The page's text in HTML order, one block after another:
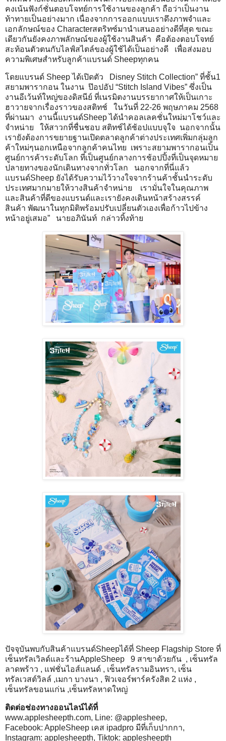
คงเน้นฟังก์ชั่นตอบโจทย์การใช้งานของลูกค้า ถือว่าเป็นงาน
ท้าทายเป็นอย่างมาก เนื่องจากการออกแบบเราดึงภาพจำและ
เอกลักษณ์ของ Characterสตริทซ์มานำเสนออย่างดีที่สุด ขณะ
เดียวกันยังคงภาพลักษณ์ของผู้ใช้งานสินค้า คือต้องตอบโจทย์
สะท้อนตัวตนกับไลฟ์สไตล์ของผู้ใช้ได้เป็นอย่างดี เพื่อส่งมอบ
ความพิเศษสำหรับลูกค้าแบรนด์ Sheepทุกคน
โดยแบรนด์ Sheep ได้เปิดตัว Disney Stitch Collection” ที่ชั้น1
สยามพารากอน ในงาน ป๊อปอัป “Stitch Island Vibes” ซึ่งเป็น
งานอีเว้นท์ใหญ่ของดิสนีย์ ที่เนรมิตงานบรรยากาศให้เป็นเกาะ
ฮาวายจากเรื่องราวของสติทช์ ในวันที่ 22-26 พฤษภาคม 2568
ที่ผ่านมา งานนี้แบรนด์Sheep ได้นำคอลเลคชั่นใหม่มาโชว์และ
จำหน่าย ให้สาวกที่ชื่นชอบ สติทช์ได้ช้อปแบบจุใจ นอกจากนั้น
เรายังต้องการขยายฐานเปิดตลาดลูกค้าต่างประเทศเพิ่มกลุ่มลูก
ค้าใหม่ๆนอกเหนือจากลูกค้าคนไทย เพราะสยามพารากอนเป็น
ศูนย์การค้าระดับโลก ที่เป็นศูนย์กลางการช้อปปิ้งที่เป็นจุดหมาย
ปลายทางของนักเดินทางจากทั่วโลก นอกจากที่นี่แล้ว
แบรนด์Sheep ยังได้รับความไว้วางใจจากร้านค้าชั้นนำระดับ
ประเทศมากมายให้วางสินค้าจำหน่าย เรามั่นใจในคุณภาพ
และสินค้าที่ดีของแบรนด์และเรายังคงเดินหน้าสร้างสรรค์
สินค้า พัฒนาในทุกมิติพร้อมปรับเปลี่ยนตัวเองเพื่อก้าวไปข้าง
หน้าอยู่เสมอ” นายอภินันท์ กล่าวทิ้งท้าย
ปัจจุบันพบกับสินค้าแบรนด์Sheepได้ที่ Sheep Flagship Store ที่
เซ็นทรัลเวิลด์และร้านAppleSheep 9 สาขาด้วยกัน , เซ็นทรัล
ลาดพร้าว , แฟชั่นไอส์แลนด์ , เซ็นทรัลรามอินทรา, เซ็น
ทรัลเวสต์วิลล์ ,เมกา บางนา , ฟิวเจอร์พาร์ครังสิต 2 แห่ง ,
เซ็นทรัลขอนแก่น ,เซ็นทรัลหาดใหญ่
ติดต่อช่องทางออนไลน์ได้ที่
www.applesheepth.com, Line: @applesheep,
Facebook: AppleSheep เคส ipadpro มีที่เก็บปากกา,
Instagram: applesheepth, Tiktok: applesheepth